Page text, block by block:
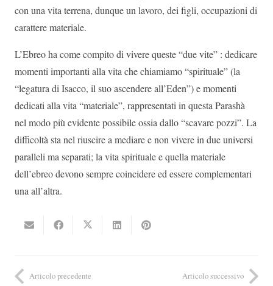
con una vita terrena, dunque un lavoro, dei figli, occupazioni di
carattere materiale.
L’Ebreo ha come compito di vivere queste “due vite” : dedicare
momenti importanti alla vita che chiamiamo “spirituale” (la
“legatura di Isacco, il suo ascendere all’Eden”) e momenti
dedicati alla vita “materiale”, rappresentati in questa Parashà
nel modo più evidente possibile ossia dallo “scavare pozzi”. La
difficoltà sta nel riuscire a mediare e non vivere in due universi
paralleli ma separati; la vita spirituale e quella materiale
dell’ebreo devono sempre coincidere ed essere complementari
una all’altra.
Articolo precedente Articolo successivo